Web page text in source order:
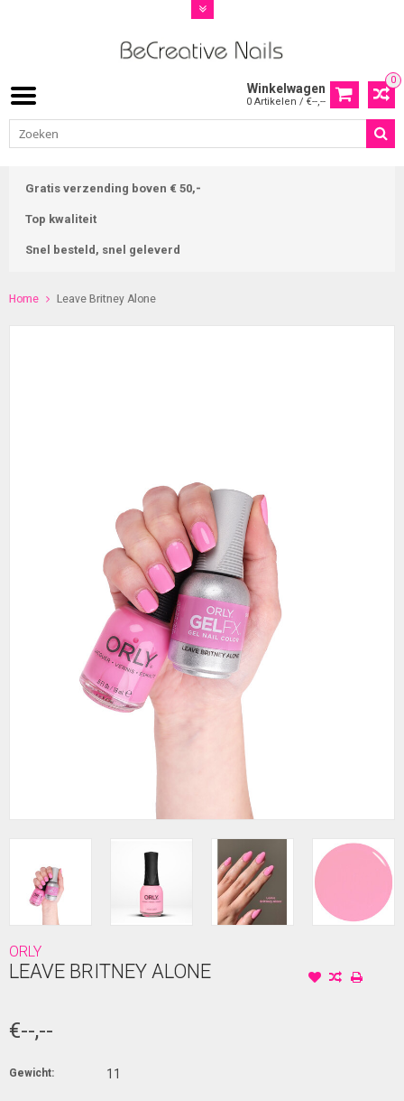
0
Winkelwagen
0 Artikelen / €--,--
Gratis verzending boven € 50,-
Top kwaliteit
Snel besteld, snel geleverd
Home Leave Britney Alone
ORLY
LEAVE BRITNEY ALONE
€--,--
Gewicht: 11